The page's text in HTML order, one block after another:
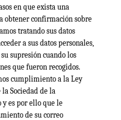
en que exista una
obtener confirmación sobre
tratando sus datos
a sus datos personales,
supresión cuando los
que fueron recogidos.
cumplimiento a la Ley
Sociedad de la
y es por ello que le
de su correo